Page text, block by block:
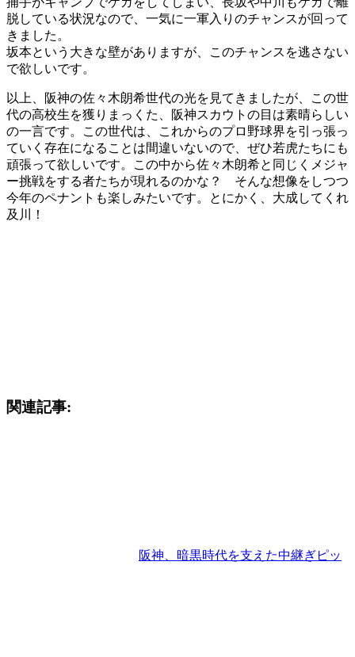
脱している状況なので、一気に一軍入りのチャンスが回って
きました。
坂本という大きな壁がありますが、このチャンスを逃さない
で欲しいです。
以上、阪神の佐々木朗希世代の光を見てきましたが、この世
代の高校生を獲りまっくた、阪神スカウトの目は素晴らしい
の一言です。この世代は、これからのプロ野球界を引っ張っ
ていく存在になることは間違いないので、ぜひ若虎たちにも
頑張って欲しいです。この中から佐々木朗希と同じくメジャ
ー挑戦をする者たちが現れるのかな？ そんな想像をしつつ
今年のペナントも楽しみたいです。とにかく、大成してくれ
及川！
関連記事:
阪神、暗黒時代を支えた中継ぎピッ